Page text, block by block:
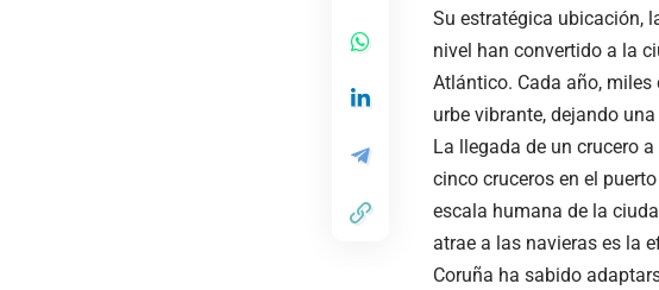
Su estratégica ubicación,
nivel han convertido a la
Atlántico. Cada año,
urbe vibrante, dejando
La llegada de un crucero
cinco cruceros en el
escala humana de la
atrae a las navieras es la
Coruña ha sabido